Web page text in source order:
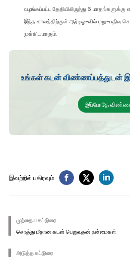
வழங்கப்பட்ட தேதியிலிருந்து 6 மாதங்களுக்கு
இந்த காலத்திற்குள் ஆர்டிஓ-வில் மறு-பதிவு
முக்கியமாகும்.
உங்கள் கடன் விண்ணப்பத்துடன்
இப்போதே
இவற்றில் பகிரவும்
முந்தைய கட்டுரை
சொத்து மீதான கடன் பெறுவதன் நன்மைகள்
அடுத்த கட்டுரை